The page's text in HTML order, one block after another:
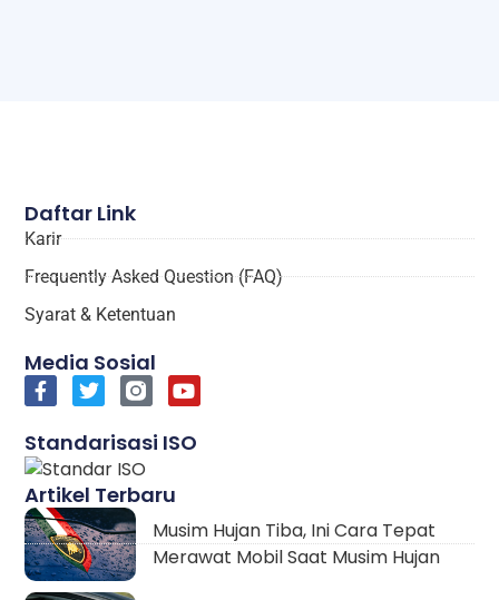
Artikel Terbaru
Musim Hujan Tiba, Ini Cara Tepat
Merawat Mobil Saat Musim Hujan
Daftar Link
Karir
Frequently Asked Question (FAQ)
Syarat & Ketentuan
Media Sosial
Standarisasi ISO